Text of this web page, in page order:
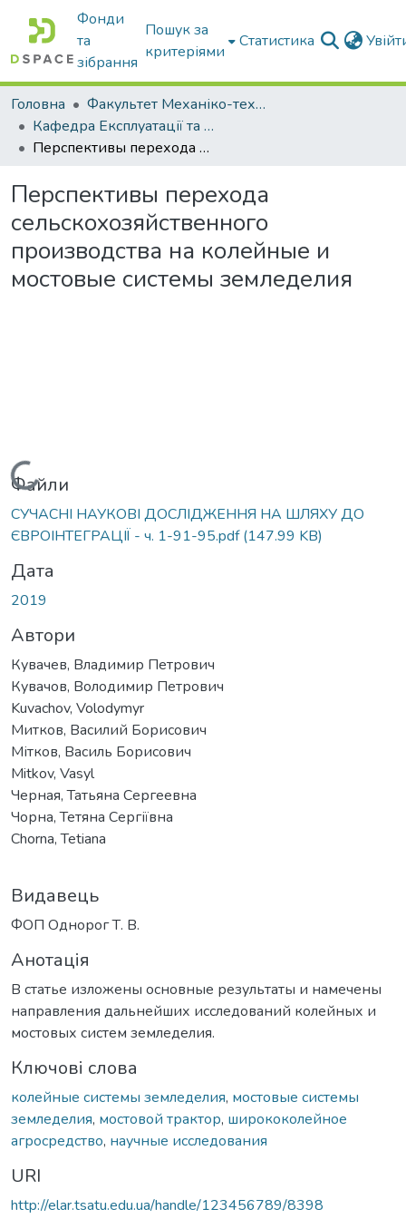
Фонди
та
зібрання
Пошук за
критеріями
Статистика
Головна
Факультет Механіко-технологічний
Кафедра Експлуатації та технічного сервісу машин
Перспективы перехода сельскохозяйственного производства на колейные и мостовые системы земледелия
Перспективы перехода
сельскохозяйственного
производства на колейные и
мостовые системы земледелия
Вантажиться...
Файли
СУЧАСНІ НАУКОВІ ДОСЛІДЖЕННЯ НА ШЛЯХУ ДО
ЄВРОІНТЕГРАЦІЇ - ч. 1-91-95.pdf(147.99 KB)
Дата
2019
Автори
Кувачев, Владимир Петрович
Кувачов, Володимир Петрович
Kuvachov, Volodymyr
Митков, Василий Борисович
Мітков, Василь Борисович
Mitkov, Vasyl
Черная, Татьяна Сергеевна
Чорна, Тетяна Сергіївна
Chorna, Tetiana
Видавець
ФОП Однорог Т. В.
Анотація
В статье изложены основные результаты и намечены
направления дальнейших исследований колейных и
мостовых систем земледелия.
Ключові слова
колейные системы земледелия, мостовые системы
земледелия, мостовой трактор, ширококолейное
агросредство, научные исследования
URI
http://elar.tsatu.edu.ua/handle/123456789/8398